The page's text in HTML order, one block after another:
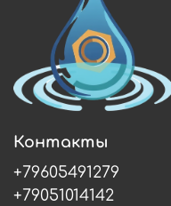
Контакты
+79605491279
+79051014142